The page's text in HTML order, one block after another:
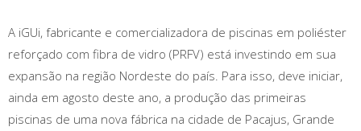
A iGUi, fabricante e comercializadora de piscinas em poliéster
reforçado com fibra de vidro (PRFV) está investindo em sua
expansão na região Nordeste do país. Para isso, deve iniciar,
ainda em agosto deste ano, a produção das primeiras
piscinas de uma nova fábrica na cidade de Pacajus, Grande